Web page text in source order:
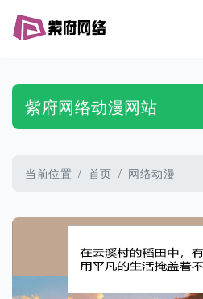
紫府网络动漫网站
当前位置 首页 网络动漫